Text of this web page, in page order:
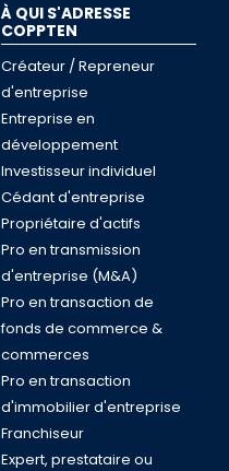
À QUI S'ADRESSE
COPPTEN
Créateur / Repreneur
d'entreprise
Entreprise en
développement
Investisseur individuel
Cédant d'entreprise
Propriétaire d'actifs
Pro en transmission
d'entreprise (M&A)
Pro en transaction de
fonds de commerce &
commerces
Pro en transaction
d'immobilier d'entreprise
Franchiseur
Expert, prestataire ou